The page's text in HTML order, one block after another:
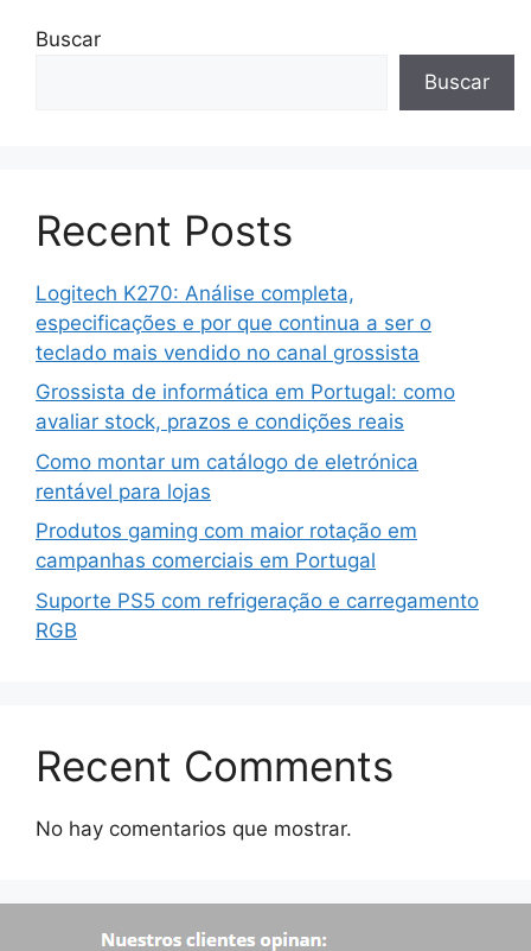
Buscar
Buscar
Recent Posts
Logitech K270: Análise completa,
especificações e por que continua a ser o
teclado mais vendido no canal grossista
Grossista de informática em Portugal: como
avaliar stock, prazos e condições reais
Como montar um catálogo de eletrónica
rentável para lojas
Produtos gaming com maior rotação em
campanhas comerciais em Portugal
Suporte PS5 com refrigeração e carregamento
RGB
Recent Comments
No hay comentarios que mostrar.